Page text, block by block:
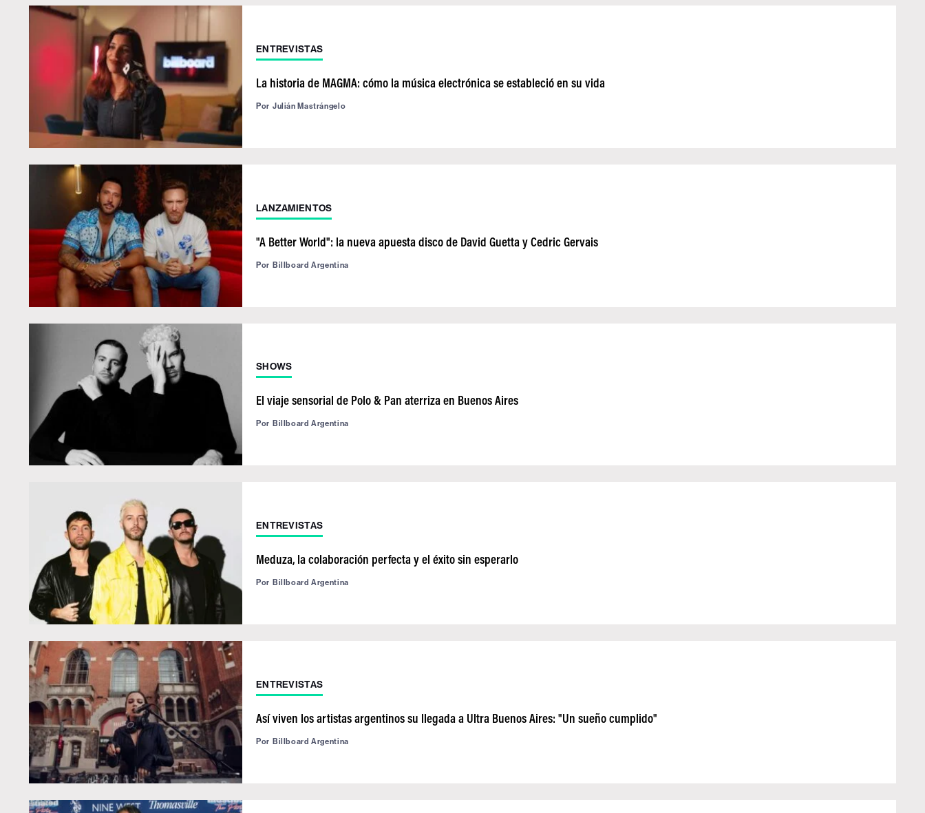
ENTREVISTAS
La historia de MAGMA: cómo la música electrónica se estableció en su vida
Por Julián Mastrángelo
LANZAMIENTOS
"A Better World": la nueva apuesta disco de David Guetta y Cedric Gervais
Por Billboard Argentina
SHOWS
El viaje sensorial de Polo & Pan aterriza en Buenos Aires
Por Billboard Argentina
ENTREVISTAS
Meduza, la colaboración perfecta y el éxito sin esperarlo
Por Billboard Argentina
ENTREVISTAS
Así viven los artistas argentinos su llegada a Ultra Buenos Aires: "Un sueño cumplido"
Por Billboard Argentina